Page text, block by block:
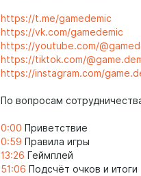
https://t.me/gamedemic
https://vk.com/gamedemic
https://youtube.com/
https://tiktok.com/
https://instagram.com/
По вопросам
0:00 Приветствие
0:59 Правила игры
13:26 Геймплей
51:06 Подсчёт очков и итоги